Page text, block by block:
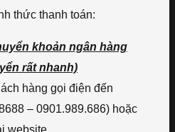
thức thanh toán:
khoản ngân hàng
rất nhanh)
hàng gọi điện đến
– 0901.989.686) hoặc
website